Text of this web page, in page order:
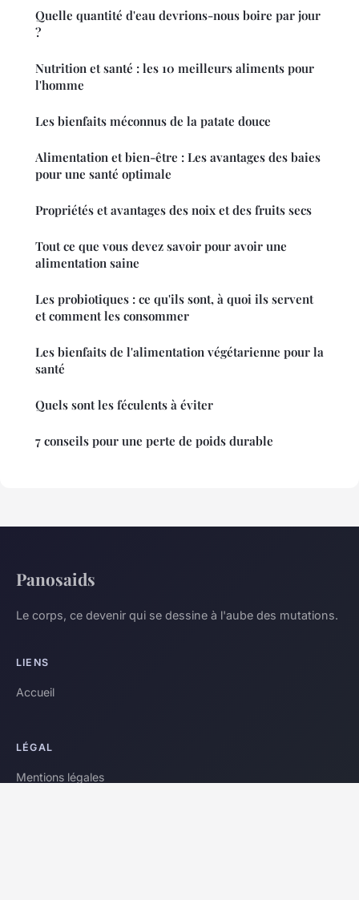
Quelle quantité d'eau devrions-nous boire par jour
?
Nutrition et santé : les 10 meilleurs aliments pour
l'homme
Les bienfaits méconnus de la patate douce
Alimentation et bien-être : Les avantages des baies
pour une santé optimale
Propriétés et avantages des noix et des fruits secs
Tout ce que vous devez savoir pour avoir une
alimentation saine
Les probiotiques : ce qu'ils sont, à quoi ils servent
et comment les consommer
Les bienfaits de l'alimentation végétarienne pour la
santé
Quels sont les féculents à éviter
7 conseils pour une perte de poids durable
Panosaids
Le corps, ce devenir qui se dessine à l'aube des mutations.
LIENS
Accueil
LÉGAL
Mentions légales